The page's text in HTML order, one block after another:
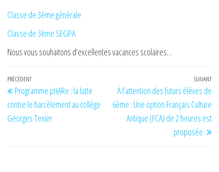
Classe de 3ème générale
Classe de 3ème SEGPA
Nous vous souhaitons d’excellentes vacances scolaires…
Navigation
de
l’article
Article
précédent
PRÉCÉDENT
Programme pHARe : la lutte
contre le harcèlement au collège
Georges Texier
SUIVANT
À l’attention des futurs élèves de
6ème : Une option Français Culture
Antique (FCA) de 2 heures est
proposée.